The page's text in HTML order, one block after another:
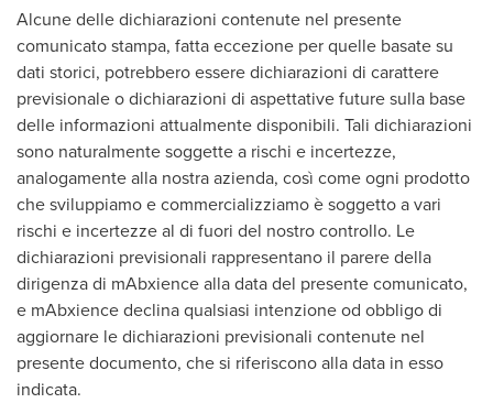
Alcune delle dichiarazioni contenute nel presente
comunicato stampa, fatta eccezione per quelle basate su
dati storici, potrebbero essere dichiarazioni di carattere
previsionale o dichiarazioni di aspettative future sulla base
delle informazioni attualmente disponibili. Tali dichiarazioni
sono naturalmente soggette a rischi e incertezze,
analogamente alla nostra azienda, così come ogni prodotto
che sviluppiamo e commercializziamo è soggetto a vari
rischi e incertezze al di fuori del nostro controllo. Le
dichiarazioni previsionali rappresentano il parere della
dirigenza di mAbxience alla data del presente comunicato,
e mAbxience declina qualsiasi intenzione od obbligo di
aggiornare le dichiarazioni previsionali contenute nel
presente documento, che si riferiscono alla data in esso
indicata.